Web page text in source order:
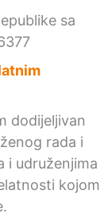
dodijeljivan
rada i
i udruženjima
kojom